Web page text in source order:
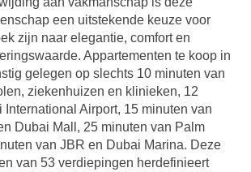
een uitstekende keuze voor
zijn naar elegantie, comfort en
Appartementen te koop in
gelegen op slechts 10 minuten van
ziekenhuizen en klinieken, 12
International Airport, 15 minuten van
Dubai Mall, 25 minuten van Palm
van JBR en Dubai Marina. Deze
van 53 verdiepingen herdefinieert